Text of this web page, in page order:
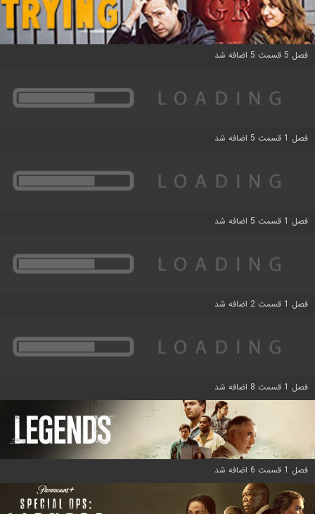
فصل 5 قسمت 5 اضافه شد
فصل 1 قسمت 5 اضافه شد
فصل 1 قسمت 5 اضافه شد
فصل 1 قسمت 2 اضافه شد
فصل 1 قسمت 8 اضافه شد
فصل 1 قسمت 6 اضافه شد